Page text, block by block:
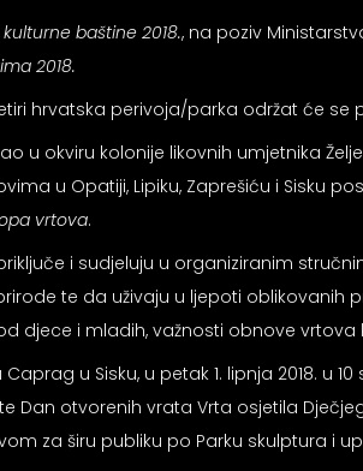
baštine 2018., na poziv
2018.
hrvatska perivoja/parka održat će se
u okviru kolonije likovnih umjetnika
u Opatiji, Lipiku, Zaprešiću i Sisku
vrtova.
i sudjeluju u organiziranim
te da uživaju u ljepoti
djece i mladih, važnosti obnove
Caprag u Sisku, u petak 1. lipnja 2018.
Dan otvorenih vrata Vrta osjetila
za širu publiku po Parku skulptura i